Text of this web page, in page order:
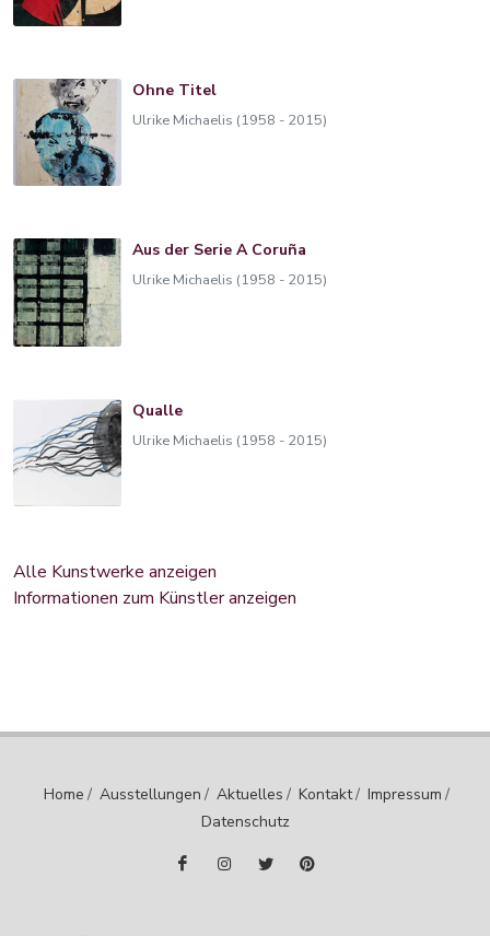
Ohne Titel
Ulrike Michaelis (1958 - 2015)
Aus der Serie A Coruña
Ulrike Michaelis (1958 - 2015)
Qualle
Ulrike Michaelis (1958 - 2015)
Alle Kunstwerke anzeigen
Informationen zum Künstler anzeigen
Home / Ausstellungen / Aktuelles / Kontakt/ Impressum /
Datenschutz